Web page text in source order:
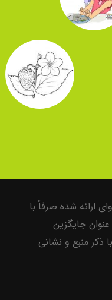
ارائه شده صرفاً با
جایگزین
منبع و نشانی